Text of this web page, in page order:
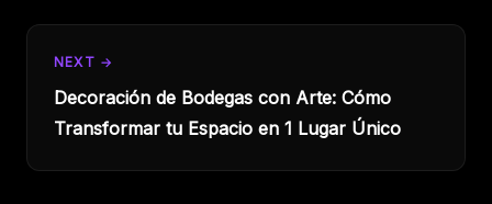
NEXT →
Decoración de Bodegas con Arte: Cómo
Transformar tu Espacio en 1 Lugar Único